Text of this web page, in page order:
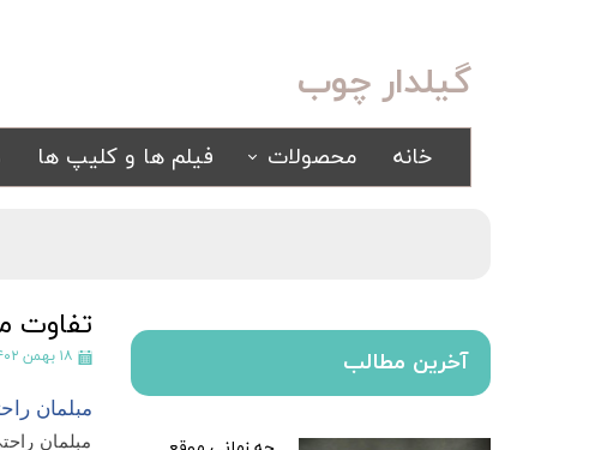
گیلدار چوب
خانه
محصولات
سرویس خواب آینه ای
سرویس خواب سفید
فیلم ها و کلیپ ها
تفاوت
۱۸ بهمن ۱۴۰۲
مبلمان
مبلمان
آخرین مطالب